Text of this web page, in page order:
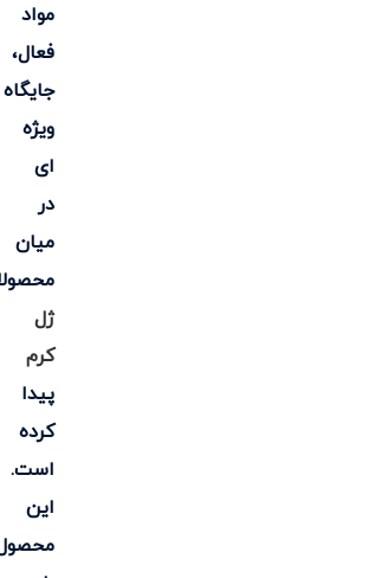
مواد
فعال،
جایگاه
ویژه
ای
در
میان
ژل
کرم
پیدا
کرده
است.
این